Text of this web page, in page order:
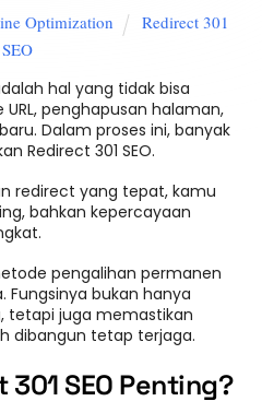
Optimization
Redirect 301
SEO
hal yang tidak bisa
penghapusan halaman,
Dalam proses ini, banyak
Redirect 301 SEO.
redirect yang tepat, kamu
bahkan kepercayaan
pengalihan permanen
Fungsinya bukan hanya
tetapi juga memastikan
dibangun tetap terjaga.
SEO Penting?